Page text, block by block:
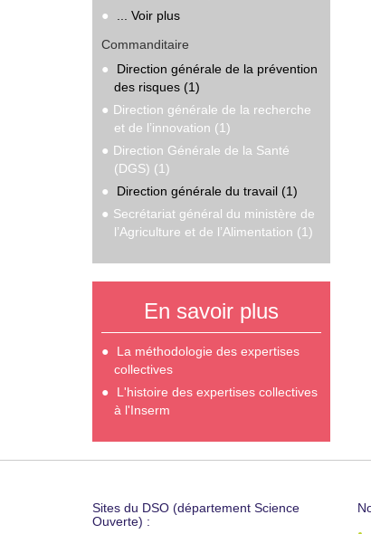
... Voir plus
Commanditaire
Direction générale de la prévention
des risques (1)
Direction générale de la recherche
et de l’innovation (1)
Direction Générale de la Santé
(DGS) (1)
Direction générale du travail (1)
Secrétariat général du ministère de
l’Agriculture et de l’Alimentation (1)
En savoir plus
La méthodologie des expertises
collectives
L'histoire des expertises collectives
à l'Inserm
Sites du DSO (département Science
Ouverte) :